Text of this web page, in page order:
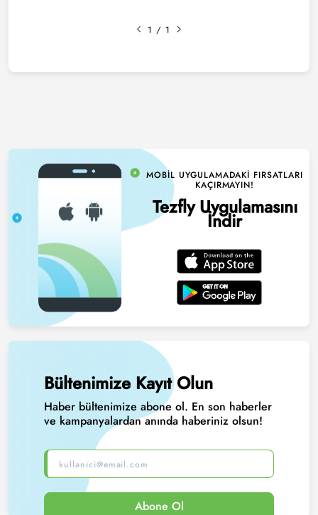
1 / 1
MOBIL UYGULAMADAKI FIRSATLARI
KAÇIRMAYIN!
Tezfly Uygulamasını
İndir
Bültenimize Kayıt Olun
Haber bültenimize abone ol. En son haberler
ve kampanyalardan anında haberiniz olsun!
Abone Ol